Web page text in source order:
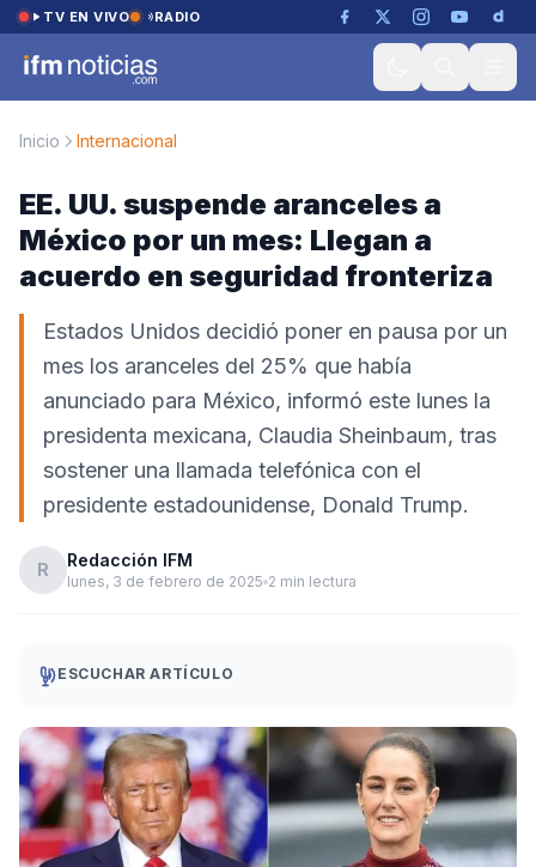
Saltar al contenido
TV EN VIVO RADIO
Inicio Internacional
EE. UU. suspende aranceles a
México por un mes: Llegan a
acuerdo en seguridad fronteriza
Estados Unidos decidió poner en pausa por un
mes los aranceles del 25% que había
anunciado para México, informó este lunes la
presidenta mexicana, Claudia Sheinbaum, tras
sostener una llamada telefónica con el
presidente estadounidense, Donald Trump.
R Redacción IFM
lunes, 3 de febrero de 2025 2 min lectura
ESCUCHAR ARTÍCULO